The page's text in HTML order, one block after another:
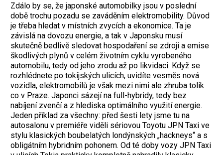
Zdálo by se, že japonské automobilky jsou v poslední
době trochu pozadu se zaváděním elektromobility. Důvod
je třeba hledat v místních zvycích a ekonomice. Ta je
závislá na dovozu energie, a tak v Japonsku musí
skutečně bedlivě sledovat hospodaření se zdroji a emise
škodlivých plynů v celém životním cyklu vyrobeného
automobilu, tedy od jeho zrodu až po likvidaci. Když se
rozhlédnete po tokijských ulicích, uvidíte vesměs nová
vozidla, elektromobilů je však mezi nimi ale zhruba tolik
co v Praze. Japonci sázejí na full-hybridy, tedy bez
nabíjení zvenčí a z hlediska optimálního využití energie.
Jeden příklad za všechny: před šesti lety jsme tu na
autosalonu v premiéře viděli sériovou Toyotu JPN Taxi ve
stylu klasických boubelatých londýnských „hackneys“ a s
obligátním hybridním pohonem. Od té doby vozy JPN Taxi